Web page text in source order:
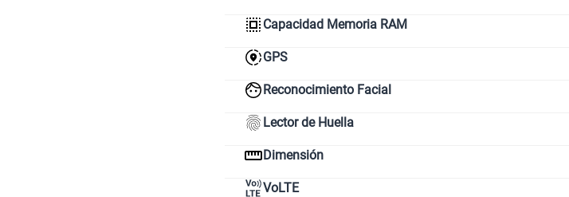
Capacidad Memoria RAM
GPS
Reconocimiento Facial
Lector de Huella
Dimensión
VoLTE